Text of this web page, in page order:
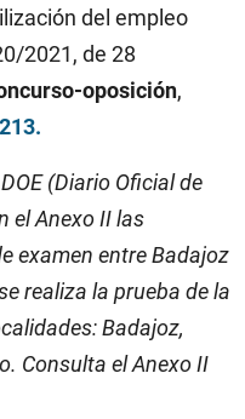
del empleo
2021, de 28
oposición,
(Diario Oficial de
el Anexo II las
examen entre Badajoz
realiza la prueba de la
Badajoz,
Consulta el Anexo II